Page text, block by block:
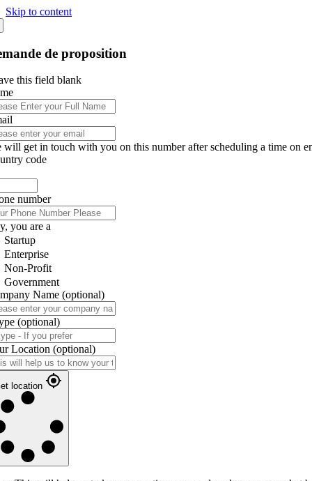
Skip to content
de proposition
this field blank
will get in touch with you on this number after scheduling a time on
code
number
you are a
Startup
Enterprise
Non-Profit
Government
Name (optional)
(optional)
Location (optional)
location